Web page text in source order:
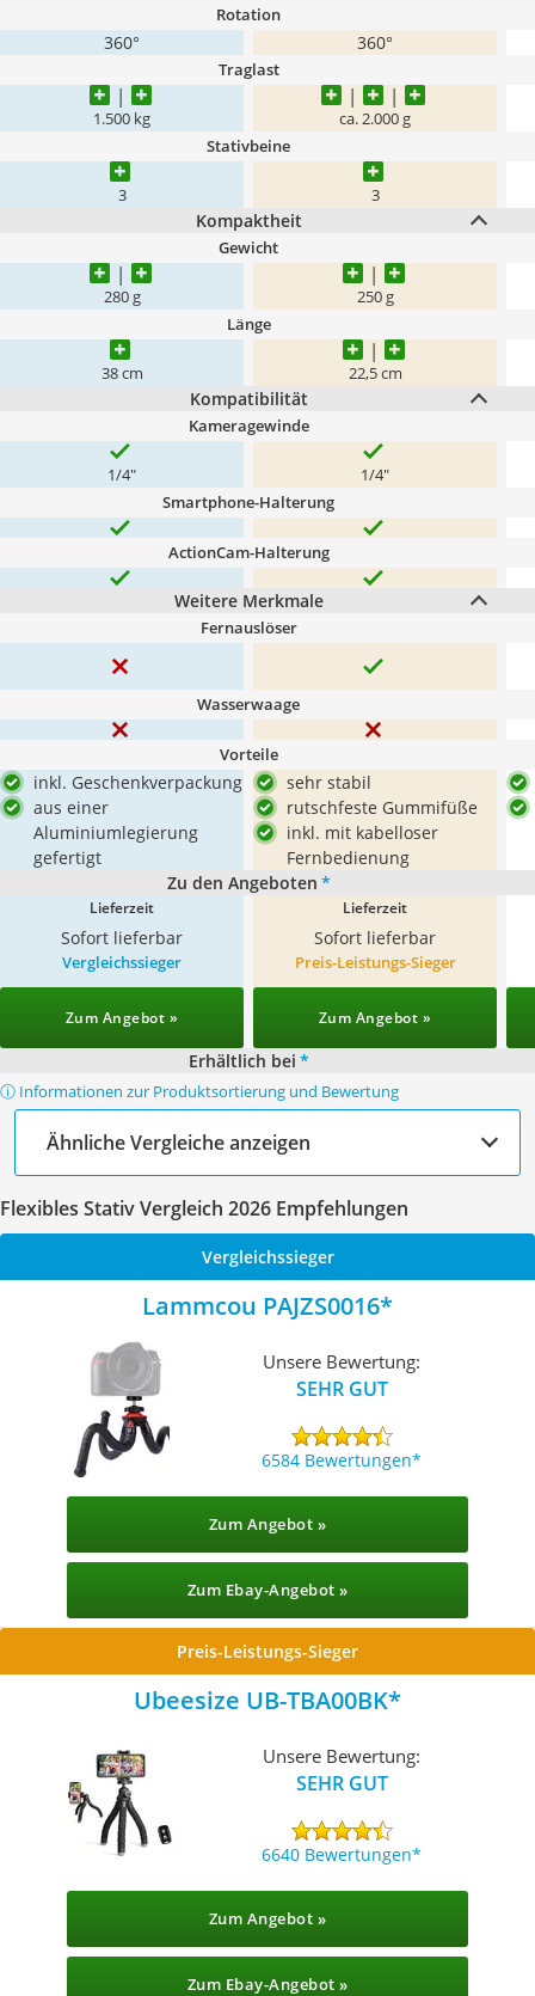
Rotation
360° 360°
Traglast
1.500 kg ca. 2.000 g
Stativbeine
3 3
Kompaktheit
Gewicht
280 g 250 g
Länge
38 cm 22,5 cm
Kompatibilität
Kameragewinde
1/4" 1/4"
Smartphone-Halterung
ActionCam-Halterung
Weitere Merkmale
Fernauslöser
Wasserwaage
Vorteile
inkl. Geschenkverpackung
aus einer
Aluminiumlegierung
gefertigt
sehr stabil
rutschfeste Gummifüße
inkl. mit kabelloser
Fernbedienung
Zu den Angeboten *
Lieferzeit
Sofort lieferbar
Lieferzeit
Sofort lieferbar
Vergleichssieger
Zum Angebot »
Preis-Leistungs-Sieger
Zum Angebot »
Erhältlich bei *
ⓘ Informationen zur Produktsortierung und Bewertung
Ähnliche Vergleiche anzeigen
Flexibles Stativ Vergleich 2026 Empfehlungen
Vergleichssieger
Lammcou PAJZS0016
Unsere Bewertung:
SEHR GUT
6584 Bewertungen
Zum Angebot »
Zum Ebay-Angebot »
Preis-Leistungs-Sieger
Ubeesize UB-TBA00BK
Unsere Bewertung:
SEHR GUT
6640 Bewertungen
Zum Angebot »
Zum Ebay-Angebot »